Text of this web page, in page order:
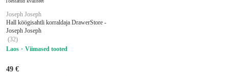
Joseph Joseph
Hall köögisahtli korraldaja DrawerStore -
Joseph Joseph
(32)
Laos
Viimased tooted
49 €